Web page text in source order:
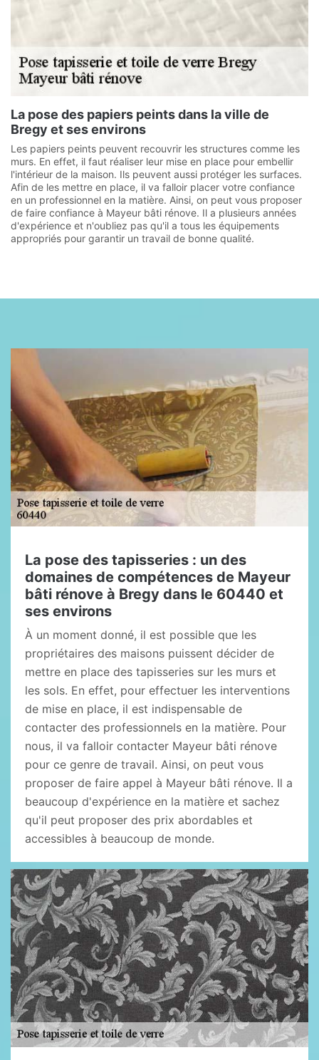
La pose des papiers peints dans la ville de
Bregy et ses environs
Les papiers peints peuvent recouvrir les structures comme les
murs. En effet, il faut réaliser leur mise en place pour embellir
l'intérieur de la maison. Ils peuvent aussi protéger les surfaces.
Afin de les mettre en place, il va falloir placer votre confiance
en un professionnel en la matière. Ainsi, on peut vous proposer
de faire confiance à Mayeur bâti rénove. Il a plusieurs années
d'expérience et n'oubliez pas qu'il a tous les équipements
appropriés pour garantir un travail de bonne qualité.
La pose des tapisseries : un des
domaines de compétences de Mayeur
bâti rénove à Bregy dans le 60440 et
ses environs
À un moment donné, il est possible que les
propriétaires des maisons puissent décider de
mettre en place des tapisseries sur les murs et
les sols. En effet, pour effectuer les interventions
de mise en place, il est indispensable de
contacter des professionnels en la matière. Pour
nous, il va falloir contacter Mayeur bâti rénove
pour ce genre de travail. Ainsi, on peut vous
proposer de faire appel à Mayeur bâti rénove. Il a
beaucoup d'expérience en la matière et sachez
qu'il peut proposer des prix abordables et
accessibles à beaucoup de monde.